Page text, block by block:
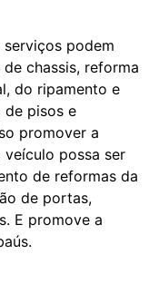
podem
chassis, reforma
do ripamento e
de pisos e
promover a
possa ser
de reformas da
de portas,
E promove a